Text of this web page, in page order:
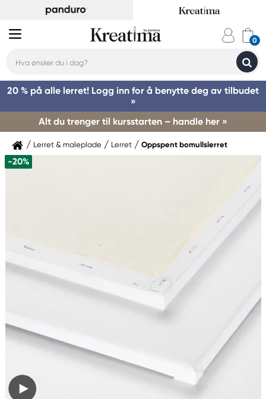
20 % på alle lerret! Logg inn for å benytte deg av tilbudet
»
Alt du trenger til kursstarten – handle her »
Lerret & maleplade Lerret Oppspent bomullslerret
-20%